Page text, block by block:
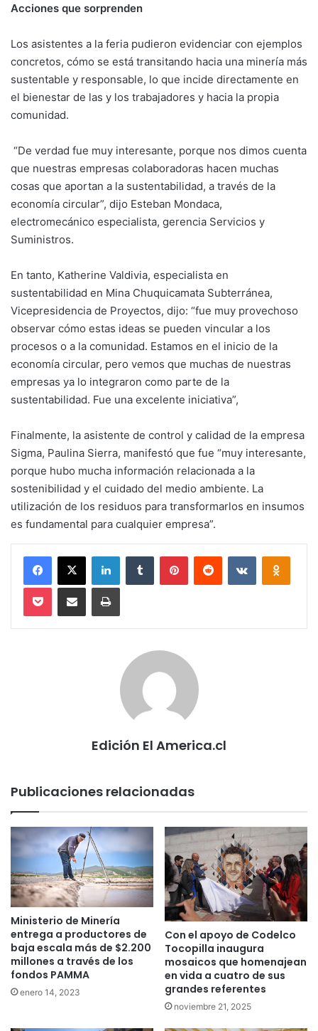
Acciones que sorprenden
Los asistentes a la feria pudieron evidenciar con ejemplos
concretos, cómo se está transitando hacia una minería más
sustentable y responsable, lo que incide directamente en
el bienestar de las y los trabajadores y hacia la propia
comunidad.
“De verdad fue muy interesante, porque nos dimos cuenta
que nuestras empresas colaboradoras hacen muchas
cosas que aportan a la sustentabilidad, a través de la
economía circular”, dijo Esteban Mondaca,
electromecánico especialista, gerencia Servicios y
Suministros.
En tanto, Katherine Valdivia, especialista en
sustentabilidad en Mina Chuquicamata Subterránea,
Vicepresidencia de Proyectos, dijo: “fue muy provechoso
observar cómo estas ideas se pueden vincular a los
procesos o a la comunidad. Estamos en el inicio de la
economía circular, pero vemos que muchas de nuestras
empresas ya lo integraron como parte de la
sustentabilidad. Fue una excelente iniciativa”,
Finalmente, la asistente de control y calidad de la empresa
Sigma, Paulina Sierra, manifestó que fue “muy interesante,
porque hubo mucha información relacionada a la
sostenibilidad y el cuidado del medio ambiente. La
utilización de los residuos para transformarlos en insumos
es fundamental para cualquier empresa”.
Facebook
X LinkedInTumblr PinterestReddit VKontakte
Pocket Compartir via email Imprimir
Edición El America.cl
Publicaciones relacionadas
Ministerio de Minería
entrega a productores de
baja escala más de $2.200
millones a través de los
fondos PAMMA
enero 14, 2023
Con el apoyo de Codelco
Tocopilla inaugura
mosaicos que homenajean
en vida a cuatro de sus
grandes referentes
noviembre 21, 2025